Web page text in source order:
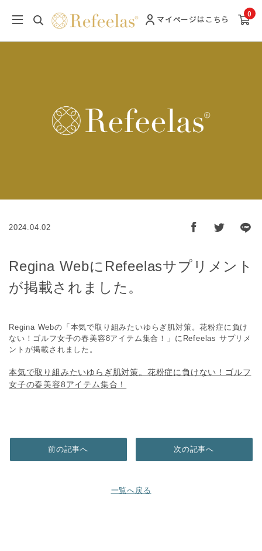
マイページはこちら
0
2024.04.02
Regina WebにRefeelasサプリメント
が掲載されました。
Regina Webの「本気で取り組みたいゆらぎ肌対策。花粉症に負け
ない！ゴルフ女子の春美容8アイテム集合！」にRefeelas サプリメ
ントが掲載されました。
本気で取り組みたいゆらぎ肌対策。花粉症に負けない！ゴルフ
女子の春美容8アイテム集合！
前の記事へ
一覧へ戻る
次の記事へ